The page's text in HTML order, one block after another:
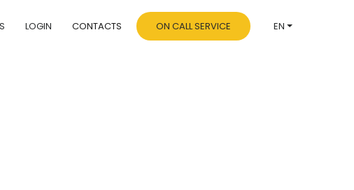
LOGIN CONTACTS ON CALL SERVICE EN